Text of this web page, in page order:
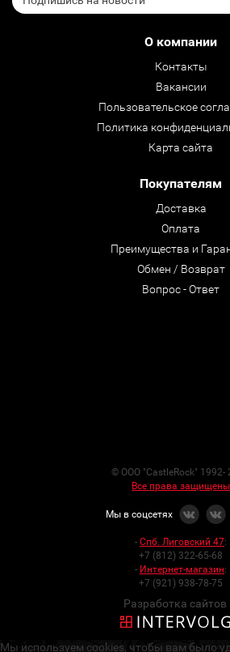
О компании
Контакты
Вакансии
Пользовательское
Политика
Карта сайта
Покупателям
Доставка
Оплата
Преимущества и
Обмен / Возврат
Вопрос - Ответ
© ООО "CastleRock" 1992-
Все права защищены
Мы в соцсетях
- Спб. Лиговский 47:
+7 (812) 322-65-68
- Интернет-магазин:
+7 (921) 938-78-75
Разработка сайтов
Мы используем cookies, чтобы вам было